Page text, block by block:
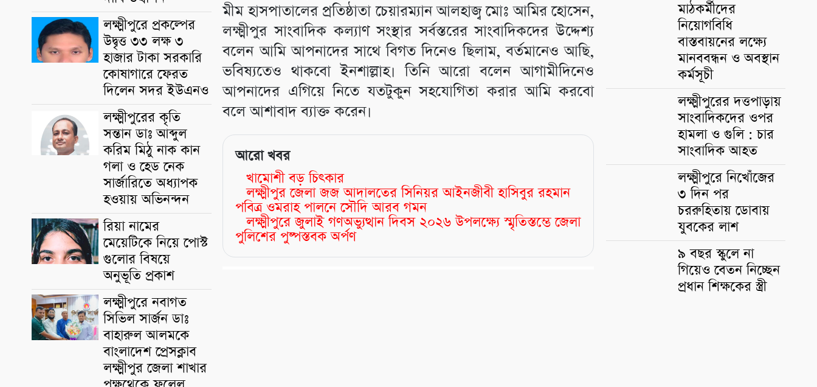
লক্ষ্মীপুরে প্রকল্পের
উদ্বৃত্ত ৩৩ লক্ষ ৩
হাজার টাকা সরকারি
কোষাগারে ফেরত
দিলেন সদর ইউএনও
লক্ষ্মীপুরের কৃতি
সন্তান ডাঃ আব্দুল
করিম মিঠু নাক কান
গলা ও হেড নেক
সার্জারিতে অধ্যাপক
হওয়ায় অভিনন্দন
রিয়া নামের
মেয়েটিকে নিয়ে পোস্ট
গুলোর বিষয়ে
অনুভূতি প্রকাশ
লক্ষ্মীপুরে নবাগত
সিভিল সার্জন ডাঃ
বাহারুল আলমকে
বাংলাদেশ প্রেসক্লাব
লক্ষ্মীপুর জেলা শাখার
মীম হাসপাতালের প্রতিষ্ঠাতা চেয়ারম্যান আলহাজ্ব মোঃ আমির হোসেন,
লক্ষ্মীপুর সাংবাদিক কল্যাণ সংস্থার সর্বস্তরের সাংবাদিকদের উদ্দেশ্য
বলেন আমি আপনাদের সাথে বিগত দিনেও ছিলাম, বর্তমানেও আছি,
ভবিষ্যতেও থাকবো ইনশাল্লাহ। তিনি আরো বলেন আগামীদিনেও
আপনাদের এগিয়ে নিতে যতটুকুন সহযোগিতা করার আমি করবো
বলে আশাবাদ ব্যাক্ত করেন।
আরো খবর
খামোশী বড় চিৎকার
লক্ষ্মীপুর জেলা জজ আদালতের সিনিয়র আইনজীবী হাসিবুর রহমান
পবিত্র ওমরাহ পালনে সৌদি আরব গমন
লক্ষ্মীপুরে জুলাই গণঅভ্যুত্থান দিবস ২০২৬ উপলক্ষ্যে স্মৃতিস্তম্ভে জেলা
পুলিশের পুষ্পস্তবক অর্পণ
মাঠকর্মীদের
নিয়োগবিধি
বাস্তবায়নের লক্ষ্যে
মানববন্ধন ও অবস্থান
কর্মসূচী
লক্ষ্মীপুরের দত্তপাড়ায়
সাংবাদিকদের ওপর
হামলা ও গুলি : চার
সাংবাদিক আহত
লক্ষ্মীপুরে নিখোঁজের
৩ দিন পর
চররুহিতায় ডোবায়
যুবকের লাশ
৯ বছর স্কুলে না
গিয়েও বেতন নিচ্ছেন
প্রধান শিক্ষকের স্ত্রী